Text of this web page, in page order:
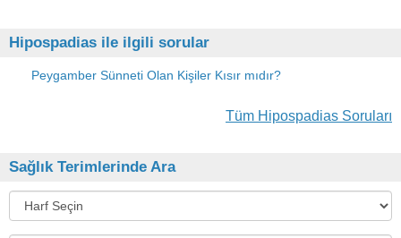
Hipospadias ile ilgili sorular
Peygamber Sünneti Olan Kişiler Kısır mıdır?
Tüm Hipospadias Soruları
Sağlık Terimlerinde Ara